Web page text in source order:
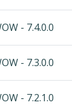
- 7.4.0.0
- 7.3.0.0
- 7.2.1.0